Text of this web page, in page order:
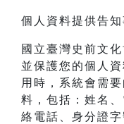
個人資料提供告
國立臺灣史前文
並保護您的個人
用時，系統會需
料，包括：姓名
絡電話、身分證